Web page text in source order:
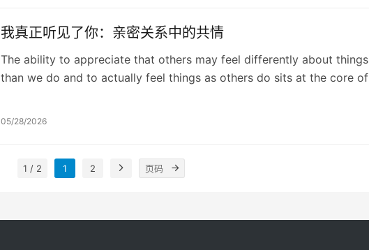
我真正听见了你：亲密关系中的共情
The ability to appreciate that others may feel differently about things
than we do and to actually feel things as others do sits at the core of
05/28/2026
1 / 2 1 2